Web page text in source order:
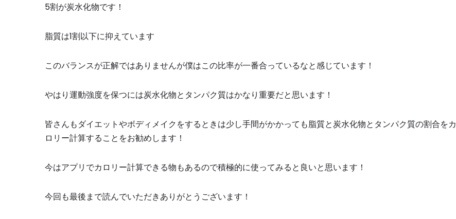
5割が炭水化物です！
脂質は1割以下に抑えています
このバランスが正解ではありませんが僕はこの比率が一番合っているなと感じています！
やはり運動強度を保つには炭水化物とタンパク質はかなり重要だと思います！
皆さんもダイエットやボディメイクをするときは少し手間がかかっても脂質と炭水化物とタンパク質の割合をカ
ロリー計算することをお勧めします！
今はアプリでカロリー計算できる物もあるので積極的に使ってみると良いと思います！
今回も最後まで読んでいただきありがとうございます！